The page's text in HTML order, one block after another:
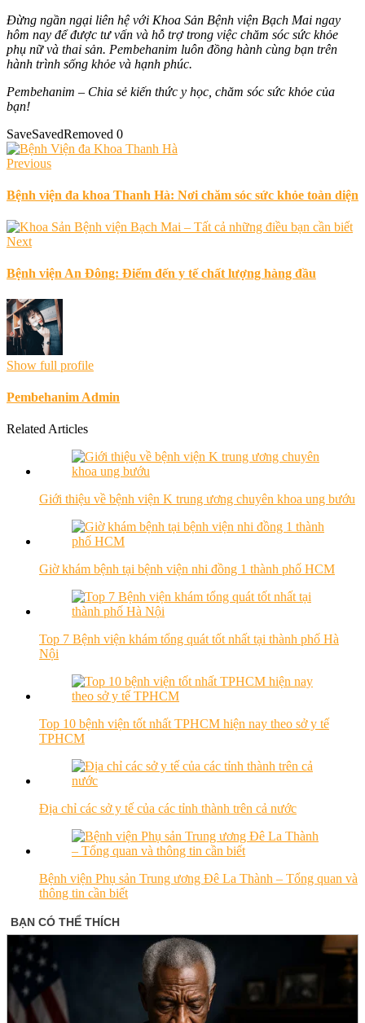
Đừng ngần ngại liên hệ với Khoa Sản Bệnh viện Bạch Mai ngay
hôm nay để được tư vấn và hỗ trợ trong việc chăm sóc sức khỏe
phụ nữ và thai sản. Pembehanim luôn đồng hành cùng bạn trên
hành trình sống khỏe và hạnh phúc.
Pembehanim – Chia sẻ kiến thức y học, chăm sóc sức khỏe của
bạn!
SaveSavedRemoved 0
Previous
Bệnh viện đa khoa Thanh Hà: Nơi chăm sóc sức khỏe toàn diện
Next
Bệnh viện An Đông: Điểm đến y tế chất lượng hàng đầu
Show full profile
Pembehanim Admin
Related Articles
Giới thiệu về bệnh viện K trung ương chuyên khoa ung bướu
Giờ khám bệnh tại bệnh viện nhi đồng 1 thành phố HCM
Top 7 Bệnh viện khám tổng quát tốt nhất tại thành phố Hà
Nội
Top 10 bệnh viện tốt nhất TPHCM hiện nay theo sở y tế
TPHCM
Địa chỉ các sở y tế của các tỉnh thành trên cả nước
Bệnh viện Phụ sản Trung ương Đê La Thành – Tổng quan và
thông tin cần biết